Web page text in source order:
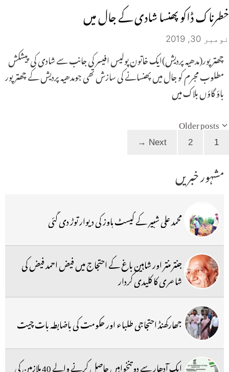
خطرناک ڈاکو پھنسا شادی کے جال میں
نومبر 30, 2019
چھتر پور(مدھیہ پردیش)ایک خاتون پولیس افیسر کی جانب سے شادی کی پیشکش
مطلوب مجرم کو جال میں پھنسانے کی سازش تھی جومدھیہ پردیش کے چھتر پور
باؤ گاؤں بلاک میں
Older posts
Page1
Page
2
Next
→
مشہور خبریں
محمد علی شبیر کے گیسٹ ہاوز کی دیوار توڑ دی گئی
جنتر منتر اور شاہین باغ کے احتجاج میں فیض احمد فیض کی
شاعری کا کلیدی کردار
جھارکھنڈ احتجاجی طلباء اور حکومت کی باضابطہ بات چیت
ایک آدھار سے دو تنخواہیں حاصل کرنے والے 40 ملازمین کی